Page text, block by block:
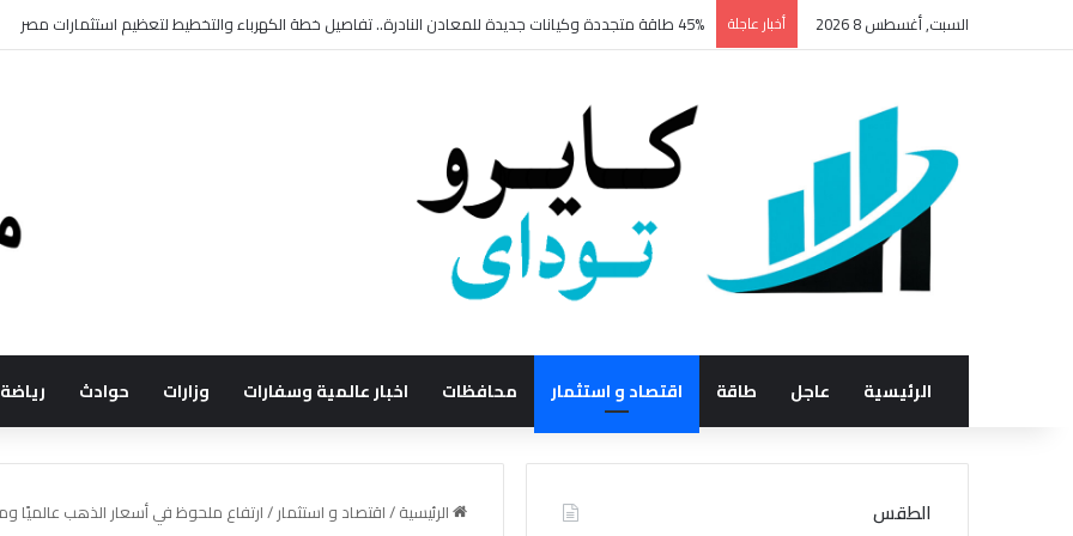
السبت, أغسطس 8 2026 أخبار عاجلة 45% طاقة متجددة وكيانات جديدة للمعادن النادرة.. تفاصيل خطة الكهرباء والتخطيط لتعظيم استثمارات مصر
الرئيسية عاجل طاقة اقتصاد و استثمار محافظات اخبار عالمية وسفارات وزارات حوادث رياضة
الرئيسية/اقتصاد و استثمار /ارتفاع ملحوظ في أسعار الذهب عالميًا ومحليًا.. عيار
الطقس